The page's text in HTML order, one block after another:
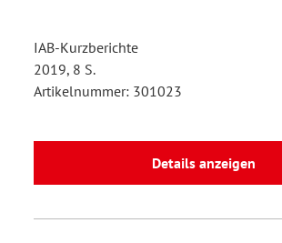
IAB-Kurzberichte
2019, 8 S.
Artikelnummer: 301023
Details anzeigen